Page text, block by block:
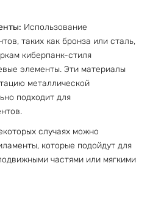
Использование
таких как бронза или сталь,
киберпанк-стиля
элементы. Эти материалы
металлической
подходит для
случаях можно
которые подойдут для
частями или мягкими